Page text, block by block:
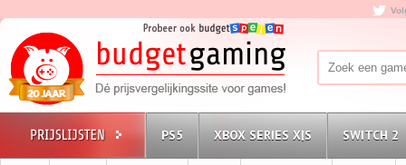
PS5 XBOX SERIES X|S SWITCH 2